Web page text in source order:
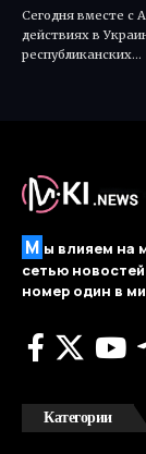
Сегодня вместе с
действиях в
республиканских…
М ы влияем на
сетью
номер один в
Категории